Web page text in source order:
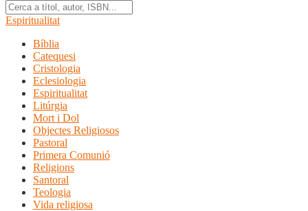
Espiritualitat
Bíblia
Catequesi
Cristologia
Eclesiologia
Espiritualitat
Litúrgia
Mort i Dol
Objectes Religiosos
Pastoral
Primera Comunió
Religions
Santoral
Teologia
Vida religiosa